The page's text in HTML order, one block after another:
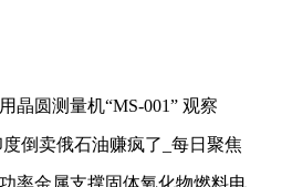
晶圆测量机“MS-001” 观察
度倒卖俄石油赚疯了_每日聚焦
支撑固体氧化物燃料电池SOFC商业化产